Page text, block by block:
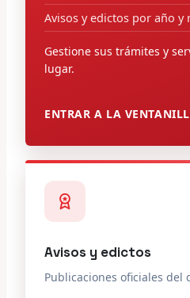
Avisos y edictos por año y
Gestione sus trámites y
lugar.
ENTRAR A LA
Avisos y edictos
Publicaciones oficiales del